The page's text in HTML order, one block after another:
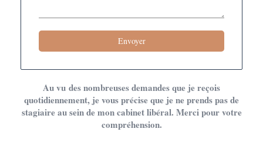
Envoyer
Au vu des nombreuses demandes que je reçois
quotidiennement, je vous précise que je ne prends pas de
stagiaire au sein de mon cabinet libéral. Merci pour votre
compréhension.